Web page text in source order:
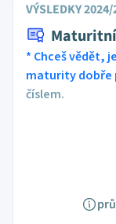
VÝSLEDKY
* Chceš vědět,
maturity dobře
číslem.